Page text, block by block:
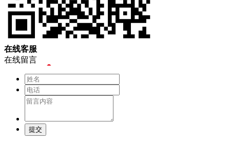
在线客服
在线留言
提交